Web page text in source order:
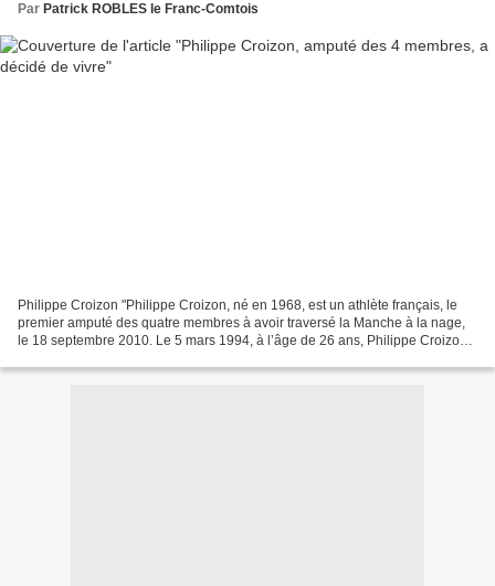
Par Patrick ROBLES le Franc-Comtois
Philippe Croizon "Philippe Croizon, né en 1968, est un athlète français, le
premier amputé des quatre membres à avoir traversé la Manche à la nage,
le 18 septembre 2010. Le 5 mars 1994, à l’âge de 26 ans, Philippe Croizon